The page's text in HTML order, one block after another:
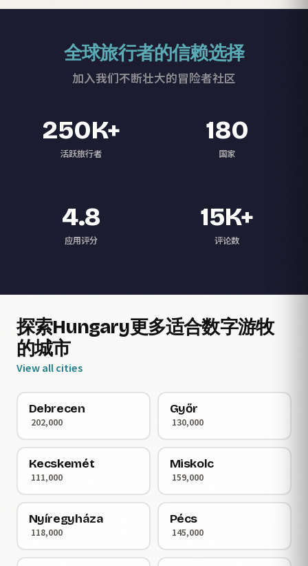
全球旅行者的信赖选择
加入我们不断壮大的冒险者社区
250K+
活跃旅行者
180
国家
4.8
应用评分
15K+
评论数
探索Hungary更多适合数字游牧
的城市
View all cities
Debrecen
202,000
Győr
130,000
Kecskemét
111,000
Miskolc
159,000
Nyíregyháza
118,000
Pécs
145,000